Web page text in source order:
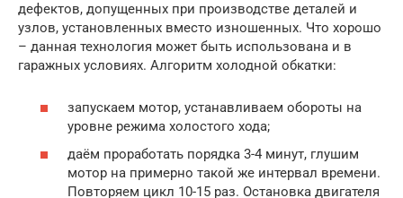
дефектов, допущенных при производстве деталей и
узлов, установленных вместо изношенных. Что хорошо
– данная технология может быть использована и в
гаражных условиях. Алгоритм холодной обкатки:
запускаем мотор, устанавливаем обороты на
уровне режима холостого хода;
даём проработать порядка 3-4 минут, глушим
мотор на примерно такой же интервал времени.
Повторяем цикл 10-15 раз. Остановка двигателя